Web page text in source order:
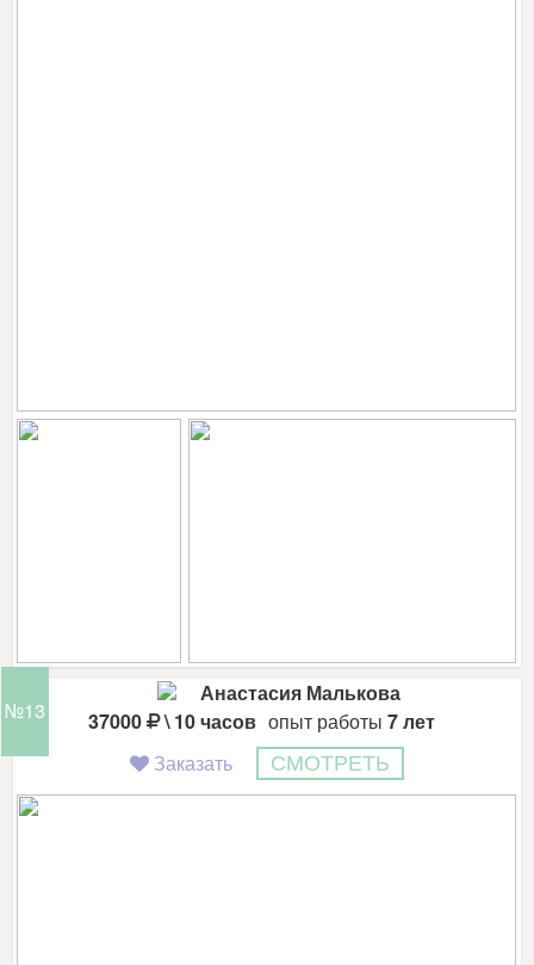
№13
Анастасия Малькова
37000
\ 10 часов опыт работы 7 лет
Заказать
СМОТРЕТЬ